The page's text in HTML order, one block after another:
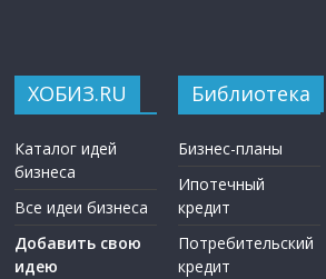
ХОБИЗ.RU
Каталог идей
бизнеса
Все идеи бизнеса
Добавить свою
идею
Библиотека
Бизнес-планы
Ипотечный
кредит
Потребительский
кредит